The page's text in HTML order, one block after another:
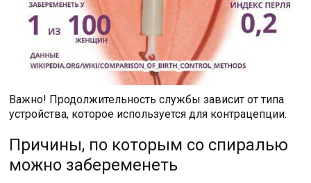
Важно! Продолжительность службы зависит от типа
устройства, которое используется для контрацепции.
Причины, по которым со спиралью
можно забеременеть